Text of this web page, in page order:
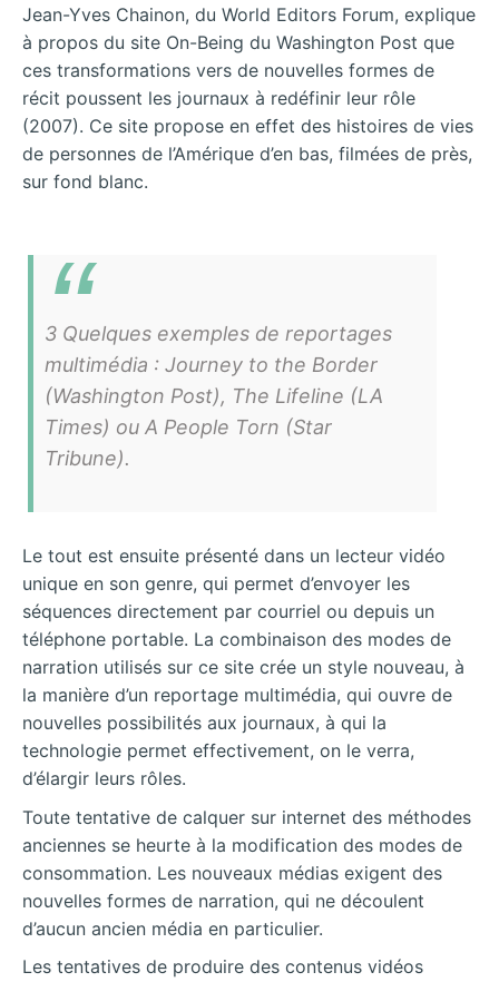
Jean-Yves Chainon, du World Editors Forum, explique
à propos du site On-Being du Washington Post que
ces transformations vers de nouvelles formes de
récit poussent les journaux à redéfinir leur rôle
(2007). Ce site propose en effet des histoires de vies
de personnes de l’Amérique d’en bas, filmées de près,
sur fond blanc.
3 Quelques exemples de reportages
multimédia : Journey to the Border
(Washington Post), The Lifeline (LA
Times) ou A People Torn (Star
Tribune).
Le tout est ensuite présenté dans un lecteur vidéo
unique en son genre, qui permet d’envoyer les
séquences directement par courriel ou depuis un
téléphone portable. La combinaison des modes de
narration utilisés sur ce site crée un style nouveau, à
la manière d’un reportage multimédia, qui ouvre de
nouvelles possibilités aux journaux, à qui la
technologie permet effectivement, on le verra,
d’élargir leurs rôles.
Toute tentative de calquer sur internet des méthodes
anciennes se heurte à la modification des modes de
consommation. Les nouveaux médias exigent des
nouvelles formes de narration, qui ne découlent
d’aucun ancien média en particulier.
Les tentatives de produire des contenus vidéos